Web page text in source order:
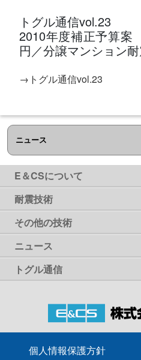
トグル通信vol.23
2010年度補正予算
円／分譲マンション
→トグル通信vol.23
ニュース
E＆CSについて
耐震技術
その他の技術
ニュース
トグル通信
個人情報保護方針